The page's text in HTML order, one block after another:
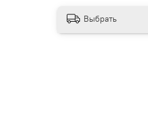
Выбрать